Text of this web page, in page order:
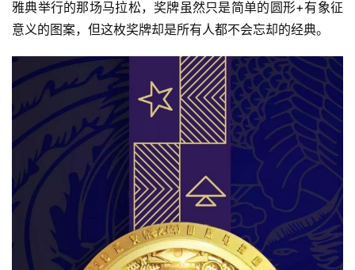
雅典举行的那场马拉松，奖牌虽然只是简单的圆形+有象征
意义的图案，但这枚奖牌却是所有人都不会忘却的经典。